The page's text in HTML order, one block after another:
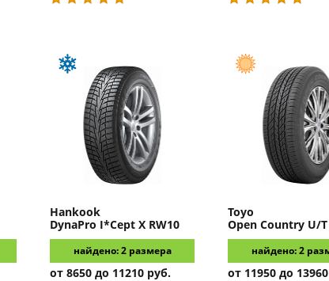
Hankook
DynaPro I*Cept X RW10
найдено: 2 размера
от 8650 до 11210 руб.
Toyo
Open Country U/T
найдено: 2
от 11950 до